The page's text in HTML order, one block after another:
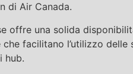
di Air Canada.
offre una solida
facilitano l’utilizzo delle
hub.